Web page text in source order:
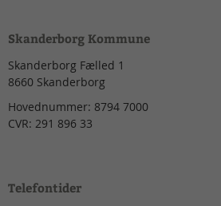
Skanderborg Kommune
Skanderborg Fælled 1
8660 Skanderborg
Hovednummer: 8794 7000
CVR: 291 896 33
Telefontider